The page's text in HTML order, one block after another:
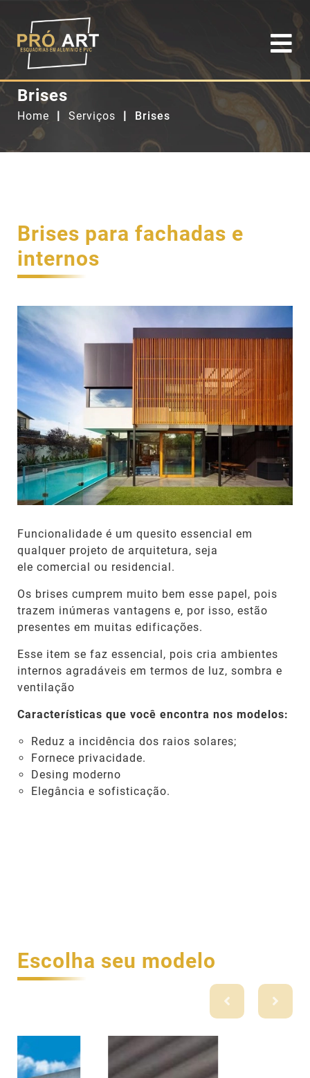
Brises
Home Serviços Brises
Brises para fachadas e
internos
Funcionalidade é um quesito essencial em
qualquer projeto de arquitetura, seja
ele comercial ou residencial.
Os brises cumprem muito bem esse papel, pois
trazem inúmeras vantagens e, por isso, estão
presentes em muitas edificações.
Esse item se faz essencial, pois cria ambientes
internos agradáveis em termos de luz, sombra e
ventilação
Características que você encontra nos modelos:
Reduz a incidência dos raios solares;
Fornece privacidade.
Desing moderno
Elegância e sofisticação.
Escolha seu modelo